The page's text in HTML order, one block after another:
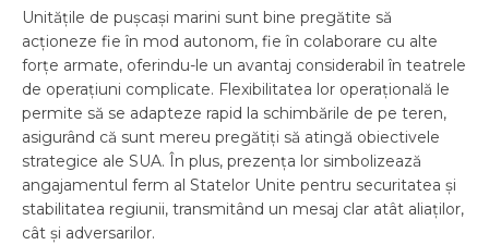
Unitățile de pușcași marini sunt bine pregătite să
acționeze fie în mod autonom, fie în colaborare cu alte
forțe armate, oferindu-le un avantaj considerabil în teatrele
de operațiuni complicate. Flexibilitatea lor operațională le
permite să se adapteze rapid la schimbările de pe teren,
asigurând că sunt mereu pregătiți să atingă obiectivele
strategice ale SUA. În plus, prezența lor simbolizează
angajamentul ferm al Statelor Unite pentru securitatea și
stabilitatea regiunii, transmitând un mesaj clar atât aliaților,
cât și adversarilor.